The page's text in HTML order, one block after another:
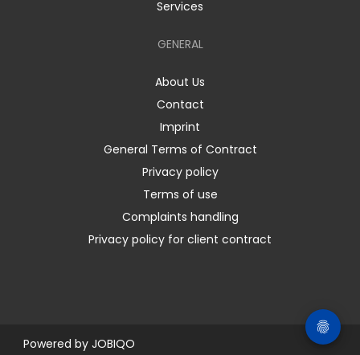
Services
GENERAL
About Us
Contact
Imprint
General Terms of Contract
Privacy policy
Terms of use
Complaints handling
Privacy policy for client contract
Powered by JOBIQO